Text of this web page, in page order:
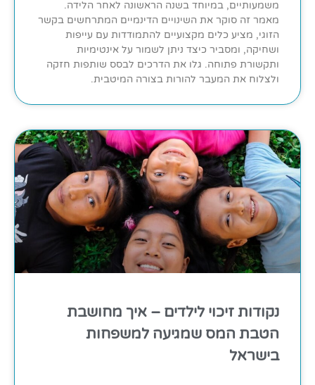
משמעותיים, במיוחד בשנה הראשונה לאחר הלידה.
מאמר זה סוקר את השינויים הדינמיים המתרחשים בקשר
הזוגי, מציע כלים מקצועיים להתמודדות עם עייפות
ושחיקה, ומסביר כיצד ניתן לשמור על אינטימיות
ותקשורת פתוחה. גלו את הדרכים לבסס שותפות חזקה
ולצלוח את המעבר להורות בצורה המיטבית.
נקודות זיכוי לילדים – איך מחושבת
הטבת המס שמגיעה למשפחות
בישראל